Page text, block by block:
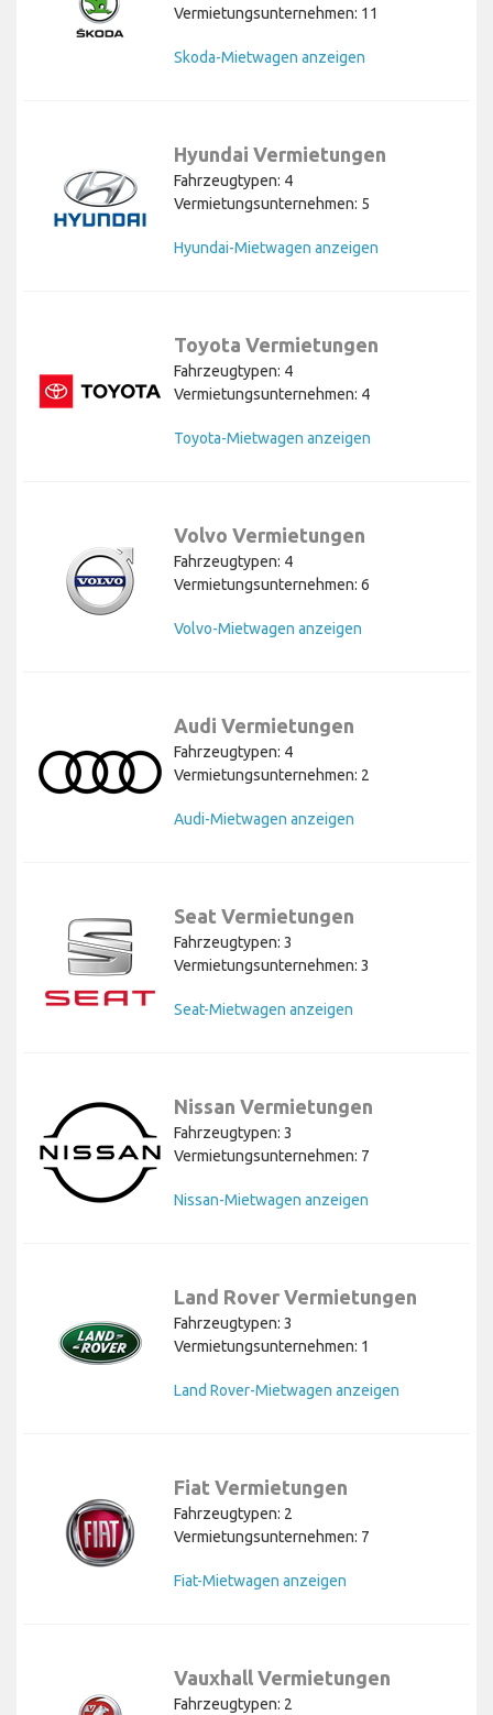
Vermietungsunternehmen: 11
Skoda-Mietwagen anzeigen
Hyundai Vermietungen
Fahrzeugtypen: 4
Vermietungsunternehmen: 5
Hyundai-Mietwagen anzeigen
Toyota Vermietungen
Fahrzeugtypen: 4
Vermietungsunternehmen: 4
Toyota-Mietwagen anzeigen
Volvo Vermietungen
Fahrzeugtypen: 4
Vermietungsunternehmen: 6
Volvo-Mietwagen anzeigen
Audi Vermietungen
Fahrzeugtypen: 4
Vermietungsunternehmen: 2
Audi-Mietwagen anzeigen
Seat Vermietungen
Fahrzeugtypen: 3
Vermietungsunternehmen: 3
Seat-Mietwagen anzeigen
Nissan Vermietungen
Fahrzeugtypen: 3
Vermietungsunternehmen: 7
Nissan-Mietwagen anzeigen
Land Rover Vermietungen
Fahrzeugtypen: 3
Vermietungsunternehmen: 1
Land Rover-Mietwagen anzeigen
Fiat Vermietungen
Fahrzeugtypen: 2
Vermietungsunternehmen: 7
Fiat-Mietwagen anzeigen
Vauxhall Vermietungen
Fahrzeugtypen: 2